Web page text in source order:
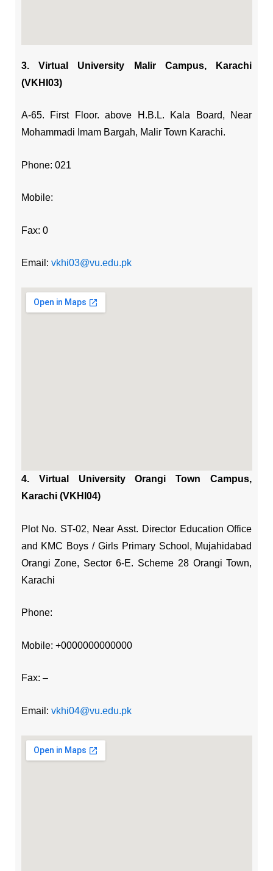
3. Virtual University Malir Campus, Karachi
(VKHI03)
A-65. First Floor. above H.B.L. Kala Board, Near
Mohammadi Imam Bargah, Malir Town Karachi.
Phone: 021
Mobile:
Fax: 0
Email: vkhi03@vu.edu.pk
4. Virtual University Orangi Town Campus,
Karachi (VKHI04)
Plot No. ST-02, Near Asst. Director Education Office
and KMC Boys / Girls Primary School, Mujahidabad
Orangi Zone, Sector 6-E. Scheme 28 Orangi Town,
Karachi
Phone:
Mobile: +0000000000000
Fax: –
Email: vkhi04@vu.edu.pk